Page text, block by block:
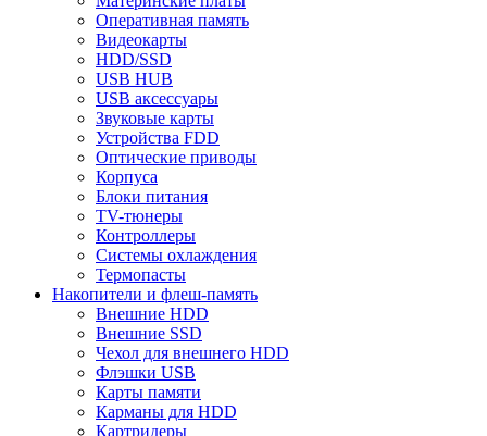
Оперативная память
Видеокарты
HDD/SSD
USB HUB
USB аксессуары
Звуковые карты
Устройства FDD
Оптические приводы
Корпуса
Блоки питания
TV-тюнеры
Контроллеры
Системы охлаждения
Термопасты
Накопители и флеш-память
Внешние HDD
Внешние SSD
Чехол для внешнего HDD
Флэшки USB
Карты памяти
Карманы для HDD
Картридеры